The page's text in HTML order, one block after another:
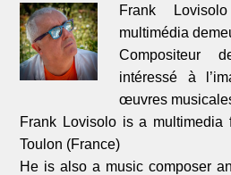
Frank
multimédia
Compositeur
intéressé à
œuvres
Frank Lovisolo is a multimedia
Toulon (France)
He is also a music composer